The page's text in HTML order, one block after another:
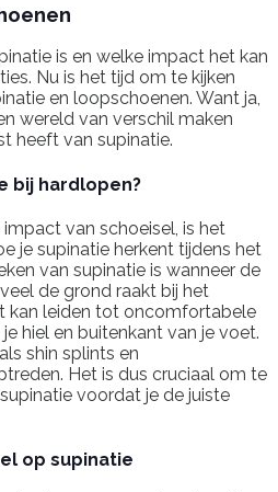
is en welke impact het kan
Nu is het tijd om te kijken
en loopschoenen. Want ja,
wereld van verschil maken
heeft van supinatie.
bij hardlopen?
van schoeisel, is het
je supinatie herkent tijdens het
van supinatie is wanneer de
de grond raakt bij het
kan leiden tot oncomfortabele
hiel en buitenkant van je voet.
shin splints en
Het is dus cruciaal om te
voordat je de juiste
op supinatie